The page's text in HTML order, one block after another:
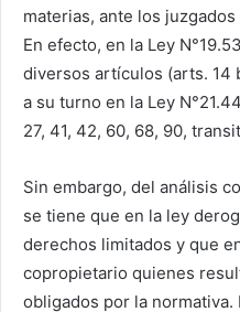
materias, ante los
En efecto, en la Ley
diversos artículos (arts. 14
a su turno en la Ley
27, 41, 42, 60, 68, 90,
Sin embargo, del análisis
se tiene que en la ley
derechos limitados y que
copropietario quienes
obligados por la normativa.